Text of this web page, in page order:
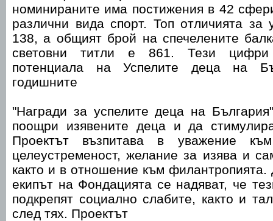
номинираните има постижения в 42
различни вида спорт. Топ отличията за
138, а общият брой на спечелените
световни титли е 861. Тези цифри
потенциала на Успелите деца на
годишните
"Награди за успелите деца на
поощри изявените деца и да
Проектът възпитава в уважение
целеустременост, желание за изява и
както и в отношение към
екипът на Фондацията се надяват, че
подкрепят социално слабите, както и
след тях. Проектът